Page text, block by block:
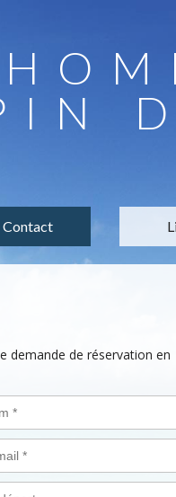
Contact
demande de réservation en